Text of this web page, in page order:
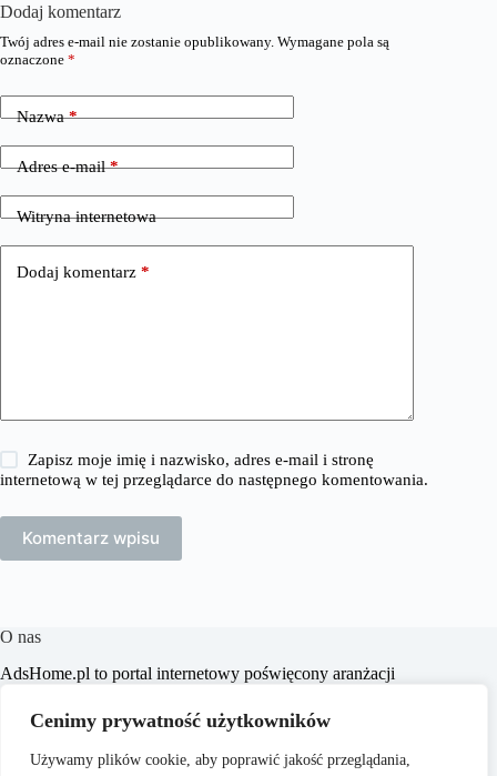
Cenimy prywatność użytkowników
Używamy plików cookie, aby poprawić jakość przeglądania,
Dodaj komentarz
Twój adres e-mail nie zostanie opublikowany. Wymagane pola są
oznaczone *
Nazwa*
Adres e-mail*
Witryna internetowa
Dodaj komentarz *
Zapisz moje imię i nazwisko, adres e-mail i stronę
internetową w tej przeglądarce do następnego komentowania.
Komentarz wpisu
O nas
​AdsHome.pl to portal internetowy poświęcony aranżacji
celem jest dostarczanie praktycznych wskazówek i inspiracji,
które pomogą czytelnikom w tworzeniu komfortowych i
stylowych przestrzeni życiowych.